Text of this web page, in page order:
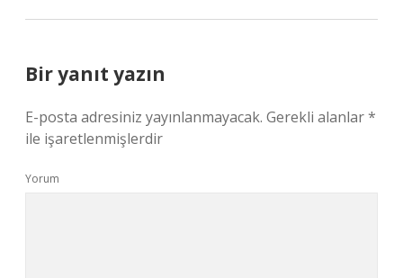
Bir yanıt yazın
E-posta adresiniz yayınlanmayacak. Gerekli alanlar*
ile işaretlenmişlerdir
Yorum